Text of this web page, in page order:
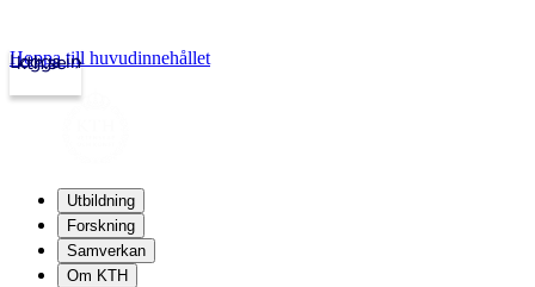
kth.se
Logga in
Hoppa till huvudinnehållet
Utbildning
Forskning
Samverkan
Om KTH